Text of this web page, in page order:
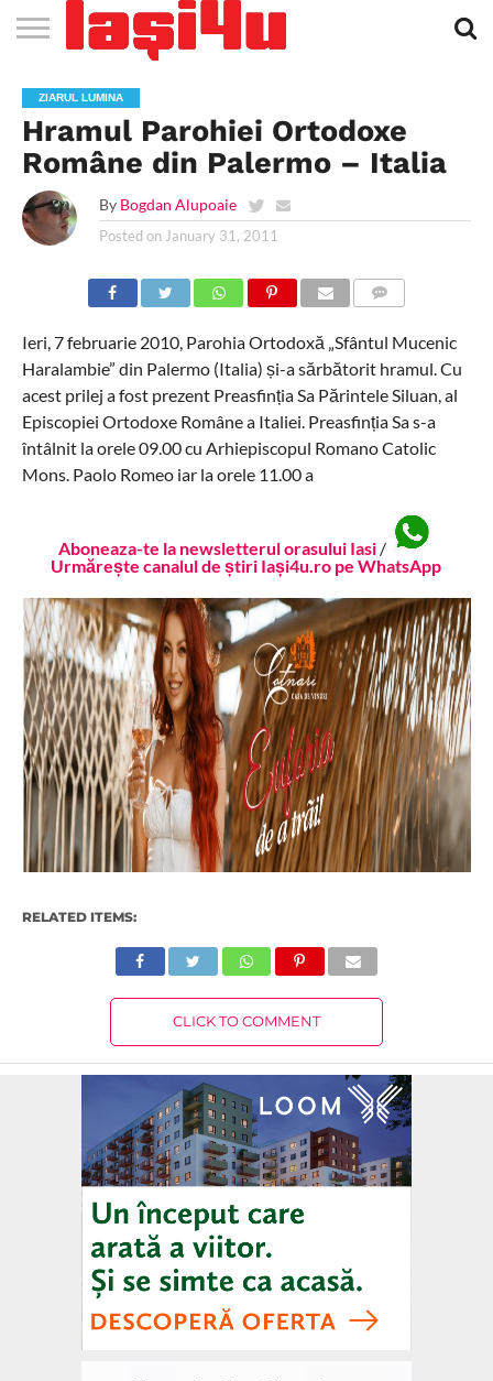
STIRI
APARTAMENTE
NOI IASI
STIRI
IASI
JOBS
IN
IASI
FILME
LA
CINEMA
CLUBURI /
DISCOTECI
BARURI /
CAFENELE
SALI DE
FORTA
SI
FITNESS
SALOANE DE
INFRUMUSETARE
AGENTII
DE
TURISM
IASI
RESTAURANTE
IN IASI
PIZZA
IN
IASI
PISCINA
IN IASI
FLORARII
RADIO
LIVE
IN IASI
SPALATORII
AUTO
TRACTARI
AUTO
TAXI
IN
IASI
CINEMA
TEATRU
HOTELURI
/
PENSIUNI
TEREN
SPORTIV
TEREN
TENIS
IASI
FARMACII
NON
STOP
COFFEE-
TO-GO
FIRME DE
PUBLICITATE
RENT
A
CAR
ZIARUL LUMINA
Hramul Parohiei Ortodoxe
Române din Palermo – Italia
By Bogdan Alupoaie
Posted on January 31, 2011
Ieri, 7 februarie 2010, Parohia Ortodoxă „Sfântul Mucenic
Haralambie” din Palermo (Italia) și-a sărbătorit hramul. Cu
acest prilej a fost prezent Preasfinția Sa Părintele Siluan, al
Episcopiei Ortodoxe Române a Italiei. Preasfinția Sa s-a
întâlnit la orele 09.00 cu Arhiepiscopul Romano Catolic
Mons. Paolo Romeo iar la orele 11.00 a
Aboneaza-te la newsletterul orasului Iasi /
Urmărește canalul de știri Iași4u.ro pe WhatsApp
RELATED ITEMS:
CLICK TO COMMENT